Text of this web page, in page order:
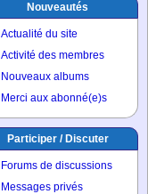
Nouveautés
Actualité du site
Activité des membres
Nouveaux albums
Merci aux abonné(e)s
Participer / Discuter
Forums de discussions
Messages privés